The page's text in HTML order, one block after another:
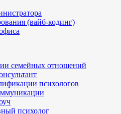
(вайб-кодинг)
семейных отношений
психологов
психолог